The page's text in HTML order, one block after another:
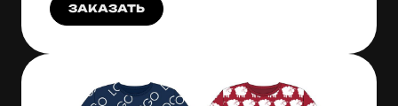
ЗАКАЗАТЬ